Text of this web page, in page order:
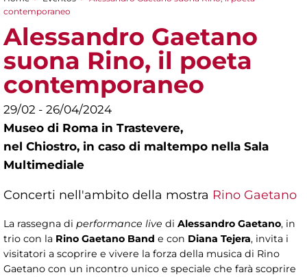
You are here
contemporaneo
Alessandro Gaetano
suona Rino, il poeta
contemporaneo
29/02 - 26/04/2024
Museo di Roma in Trastevere,
nel Chiostro, in caso di maltempo nella Sala
Multimediale
Concerti nell'ambito della mostra Rino Gaetano
La rassegna di performance live di Alessandro Gaetano, in
trio con la Rino Gaetano Band e con Diana Tejera, invita i
visitatori a scoprire e vivere la forza della musica di Rino
Gaetano con un incontro unico e speciale che farà scoprire